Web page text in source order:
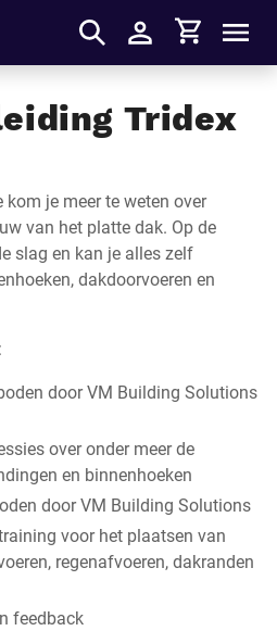
Inloggen
Winkelmandje
Tridex
je meer te weten over
van het platte dak. Op de
slag en kan je alles zelf
dakdoorvoeren en
door VM Building Solutions
over onder meer de
en binnenhoeken
door VM Building Solutions
voor het plaatsen van
regenafvoeren, dakranden
feedback